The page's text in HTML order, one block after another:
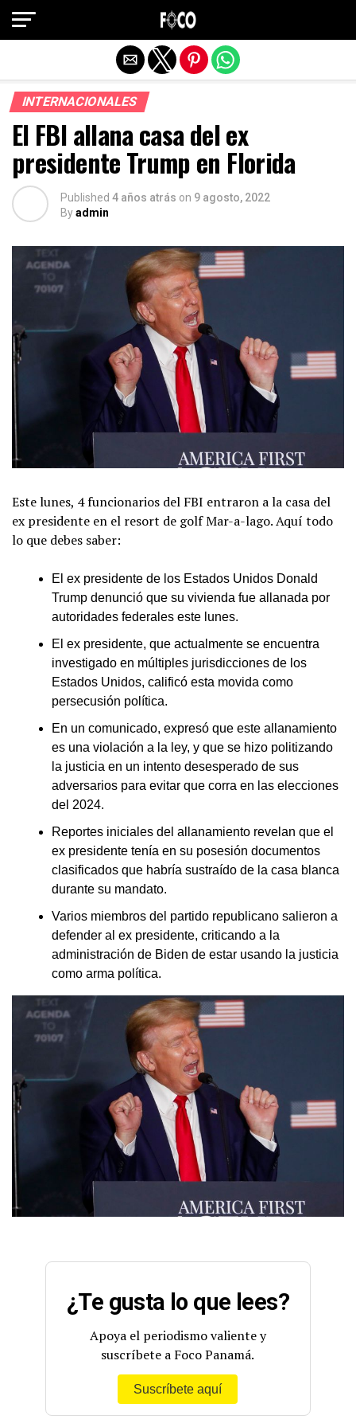
INTERNACIONALES
El FBI allana casa del ex
presidente Trump en Florida
Published 4 años atrás on 9 agosto, 2022
Byadmin
Este lunes, 4 funcionarios del FBI entraron a la casa del
ex presidente en el resort de golf Mar-a-lago. Aquí todo
lo que debes saber:
El ex presidente de los Estados Unidos Donald
Trump denunció que su vivienda fue allanada por
autoridades federales este lunes.
El ex presidente, que actualmente se encuentra
investigado en múltiples jurisdicciones de los
Estados Unidos, calificó esta movida como
persecusión política.
En un comunicado, expresó que este allanamiento
es una violación a la ley, y que se hizo politizando
la justicia en un intento desesperado de sus
adversarios para evitar que corra en las elecciones
del 2024.
Reportes iniciales del allanamiento revelan que el
ex presidente tenía en su posesión documentos
clasificados que habría sustraído de la casa blanca
durante su mandato.
Varios miembros del partido republicano salieron a
defender al ex presidente, criticando a la
administración de Biden de estar usando la justicia
como arma política.
¿Te gusta lo que lees?
Apoya el periodismo valiente y
suscríbete a Foco Panamá.
Suscríbete aquí
Salir de la versión móvil